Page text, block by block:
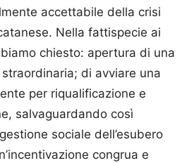
accettabile della crisi
Nella fattispecie ai
chiesto: apertura di una
di avviare una
per riqualificazione e
salvaguardando così
sociale dell’esubero
congrua e